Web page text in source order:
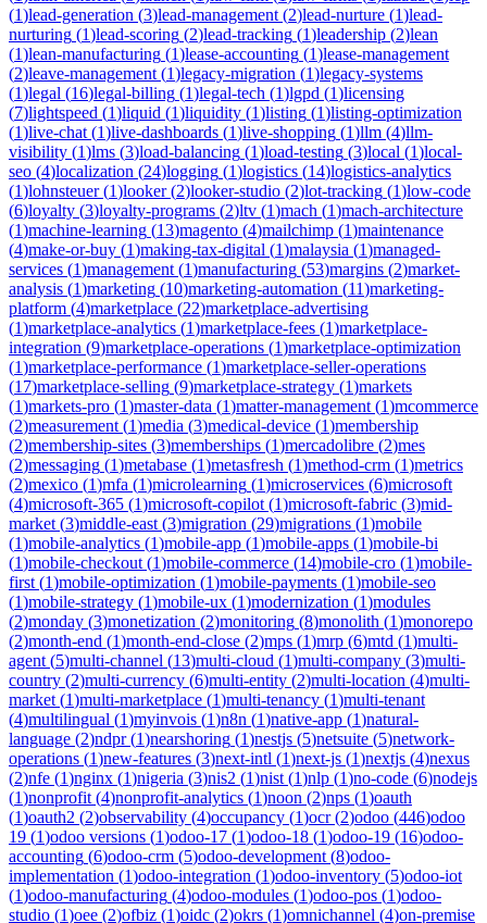
(1)lead-generation (3)lead-management (2)lead-nurture (1)lead-
nurturing (1)lead-scoring (2)lead-tracking (1)leadership (2)lean
(1)lean-manufacturing (1)lease-accounting (1)lease-management
(2)leave-management (1)legacy-migration (1)legacy-systems
(1)legal (16)legal-billing (1)legal-tech (1)lgpd (1)licensing
(7)lightspeed (1)liquid (1)liquidity (1)listing (1)listing-optimization
(1)live-chat (1)live-dashboards (1)live-shopping (1)llm (4)llm-
visibility (1)lms (3)load-balancing (1)load-testing (3)local (1)local-
seo (4)localization (24)logging (1)logistics (14)logistics-analytics
(1)lohnsteuer(1)looker(2)looker-studio (2)lot-tracking (1)low-code
(6)loyalty (3)loyalty-programs (2)ltv (1)mach (1)mach-architecture
(1)machine-learning (13)magento (4)mailchimp (1)maintenance
(4)make-or-buy (1)making-tax-digital (1)malaysia (1)managed-
services (1)management (1)manufacturing (53)margins (2)market-
analysis (1)marketing (10)marketing-automation (11)marketing-
platform (4)marketplace (22)marketplace-advertising
(1)marketplace-analytics (1)marketplace-fees (1)marketplace-
integration (9)marketplace-operations (1)marketplace-optimization
(1)marketplace-performance (1)marketplace-seller-operations
(17)marketplace-selling (9)marketplace-strategy (1)markets
(1)markets-pro (1)master-data (1)matter-management (1)mcommerce
(2)measurement (1)media (3)medical-device (1)membership
(2)membership-sites (3)memberships (1)mercadolibre (2)mes
(2)messaging (1)metabase (1)metasfresh (1)method-crm (1)metrics
(2)mexico (1)mfa (1)microlearning (1)microservices (6)microsoft
(4)microsoft-365 (1)microsoft-copilot (1)microsoft-fabric (3)mid-
market (3)middle-east (3)migration (29)migrations (1)mobile
(1)mobile-analytics (1)mobile-app (1)mobile-apps (1)mobile-bi
(1)mobile-checkout (1)mobile-commerce (14)mobile-cro (1)mobile-
first (1)mobile-optimization (1)mobile-payments (1)mobile-seo
(1)mobile-strategy (1)mobile-ux (1)modernization (1)modules
(2)monday (3)monetization (2)monitoring (8)monolith (1)monorepo
(2)month-end (1)month-end-close (2)mps (1)mrp (6)mtd (1)multi-
agent (5)multi-channel (13)multi-cloud (1)multi-company (3)multi-
country (2)multi-currency (6)multi-entity (2)multi-location (4)multi-
market (1)multi-marketplace (1)multi-tenancy (1)multi-tenant
(4)multilingual (1)myinvois (1)n8n (1)native-app (1)natural-
language (2)ndpr(1)nearshoring (1)nestjs (5)netsuite (5)network-
operations (1)new-features (3)next-intl (1)next-js (1)nextjs (4)nexus
(2)nfe (1)nginx (1)nigeria (3)nis2 (1)nist (1)nlp (1)no-code (6)nodejs
(1)nonprofit (4)nonprofit-analytics (1)noon (2)nps (1)oauth
(1)oauth2 (2)observability (4)occupancy (1)ocr(2)odoo (446)odoo
19 (1)odoo versions (1)odoo-17 (1)odoo-18 (1)odoo-19 (16)odoo-
accounting (6)odoo-crm (5)odoo-development (8)odoo-
implementation (1)odoo-integration (1)odoo-inventory (5)odoo-iot
(1)odoo-manufacturing (4)odoo-modules (1)odoo-pos (1)odoo-
studio (1)oee (2)ofbiz (1)oidc (2)okrs (1)omnichannel (4)on-premise